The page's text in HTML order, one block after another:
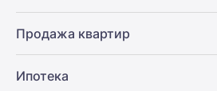
Продажа квартир
Ипотека